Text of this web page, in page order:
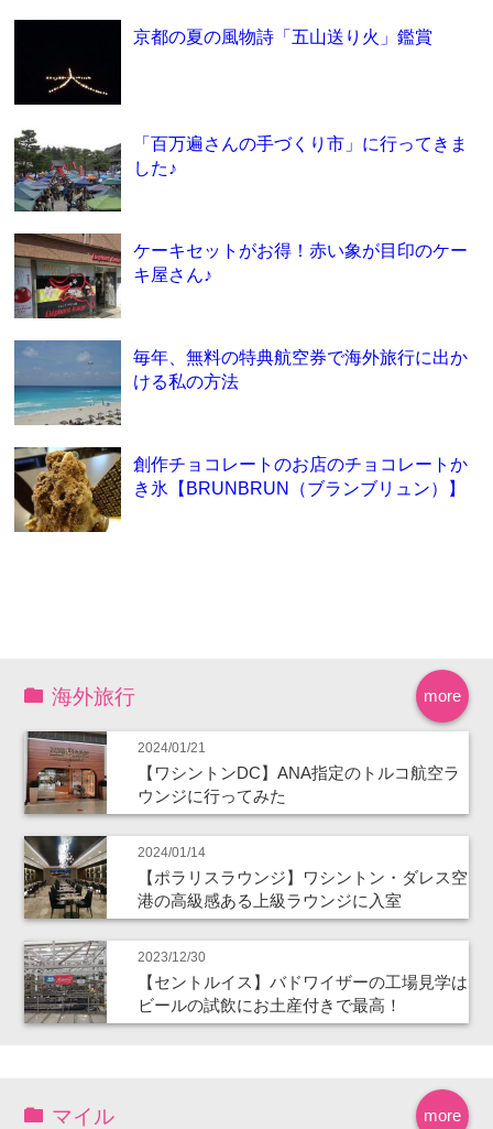
京都の夏の風物詩「五山送り火」鑑賞
「百万遍さんの手づくり市」に行ってきま
した♪
ケーキセットがお得！赤い象が目印のケー
キ屋さん♪
毎年、無料の特典航空券で海外旅行に出か
ける私の方法
創作チョコレートのお店のチョコレートか
き氷【BRUNBRUN（ブランブリュン）】
more
海外旅行
2024/01/21
【ワシントンDC】ANA指定のトルコ航空ラ
ウンジに行ってみた
2024/01/14
【ポラリスラウンジ】ワシントン・ダレス空
港の高級感ある上級ラウンジに入室
2023/12/30
【セントルイス】バドワイザーの工場見学は
ビールの試飲にお土産付きで最高！
more
マイル